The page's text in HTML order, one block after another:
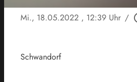
Mi., 18.05.2022 , 12:39 Uhr /
Schwandorf